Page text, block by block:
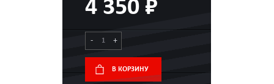
4 350 ₽
- +
В КОРЗИНУ